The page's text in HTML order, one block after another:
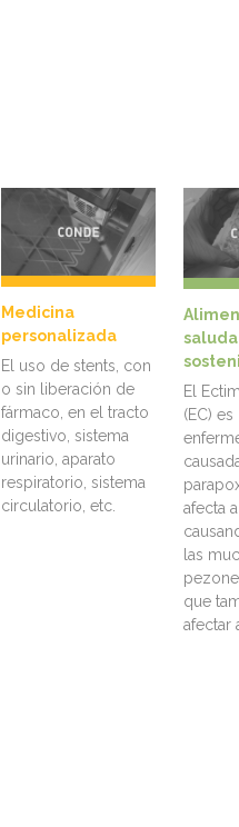
Medicina
personalizada
El uso de stents, con
o sin liberación de
fármaco, en el tracto
digestivo, sistema
urinario, aparato
respiratorio, sistema
circulatorio, etc.
El
(EC) es
afecta
las
que
afectar